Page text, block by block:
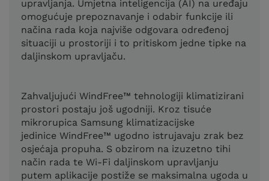
upravljanja. Umjetna inteligencija (AI) na uređaju
omogućuje prepoznavanje i odabir funkcije ili
načina rada koja najviše odgovara određenoj
situaciji u prostoriji i to pritiskom jedne tipke na
daljinskom upravljaču.
Zahvaljujući WindFree™ tehnologiji klimatizirani
prostori postaju još ugodniji. Kroz tisuće
mikrorupica Samsung klimatizacijske
jedinice WindFree™ ugodno istrujavaju zrak bez
osjećaja propuha. S obzirom na izuzetno tihi
način rada te Wi-Fi daljinskom upravljanju
putem aplikacije postiže se maksimalna ugoda u